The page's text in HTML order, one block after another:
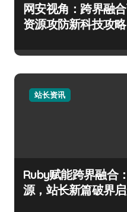
网安视角：跨界融
资源攻防新科技攻略
站长资讯
Ruby赋能跨界融合
源，站长新篇破界